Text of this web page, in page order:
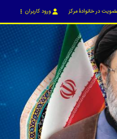
در خانوادۀ مرکز ورود کاربران